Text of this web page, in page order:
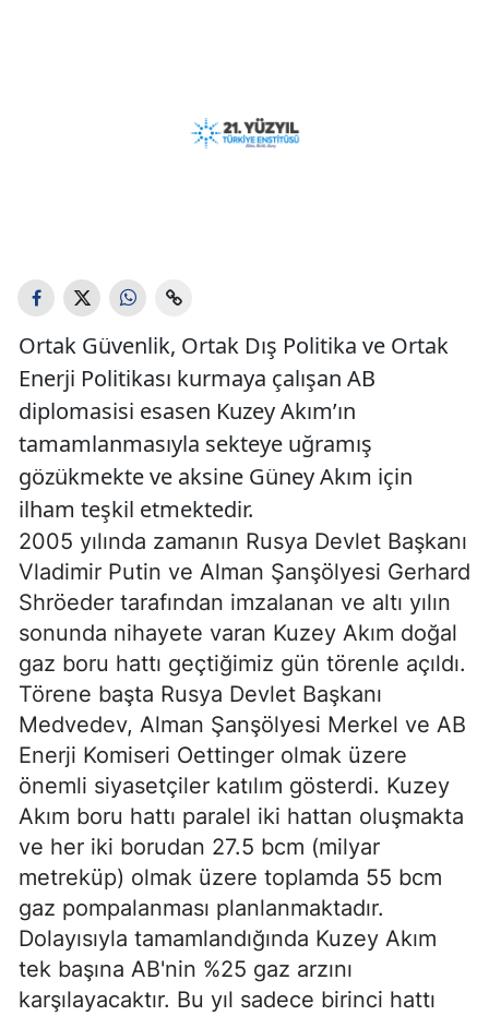
Ortak Güvenlik, Ortak Dış Politika ve Ortak
Enerji Politikası kurmaya çalışan AB
diplomasisi esasen Kuzey Akım’ın
tamamlanmasıyla sekteye uğramış
gözükmekte ve aksine Güney Akım için
ilham teşkil etmektedir.
2005 yılında zamanın Rusya Devlet Başkanı
Vladimir Putin ve Alman Şanşölyesi Gerhard
Shröeder tarafından imzalanan ve altı yılın
sonunda nihayete varan Kuzey Akım doğal
gaz boru hattı geçtiğimiz gün törenle açıldı.
Törene başta Rusya Devlet Başkanı
Medvedev, Alman Şanşölyesi Merkel ve AB
Enerji Komiseri Oettinger olmak üzere
önemli siyasetçiler katılım gösterdi. Kuzey
Akım boru hattı paralel iki hattan oluşmakta
ve her iki borudan 27.5 bcm (milyar
metreküp) olmak üzere toplamda 55 bcm
gaz pompalanması planlanmaktadır.
Dolayısıyla tamamlandığında Kuzey Akım
tek başına AB'nin %25 gaz arzını
karşılayacaktır. Bu yıl sadece birinci hattı